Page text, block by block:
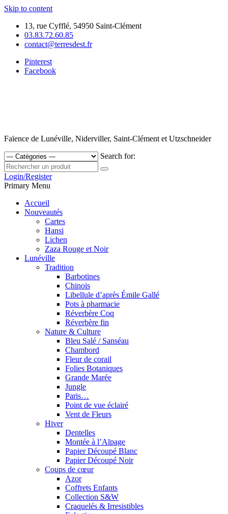
Skip to content
13, rue Cyfflé, 54950 Saint-Clément
03.83.72.60.85
contact@terresdest.fr
Pinterest
Facebook
Faïence de Lunéville, Niderviller, Saint-Clément et Utzschneider
Search for:
Login/Register
Primary Menu
Accueil
Nouveautés
Cartes
Hansi
Lichen
Zaza Rouge et Noir
Lunéville
Tradition
Barbotines
Chinois
Libellule d’après Émile Gallé
Pots à pharmacie
Réverbère Coq
Réverbère fin
Nature & Culture
Bleu Salé / Sanséau
Chambord
Fleur de corail
Folies Botaniques
Grande Marée
Jungle
Paris…
Point de vue éclairé
Vent de Fleurs
Hiver
Dentelles
Montée à l’Alpage
Papier Découpé Blanc
Papier Découpé Noir
Coups de cœur
Azor
Coffrets Enfants
Collection S&W
Craquelés & Irresistibles